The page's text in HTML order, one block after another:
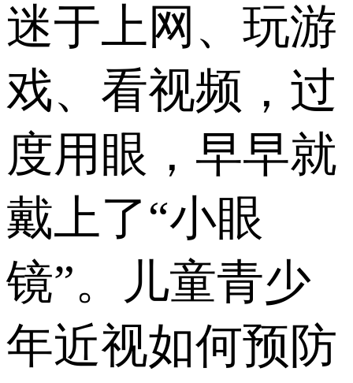
迷于上网、玩游
戏、看视频，过
度用眼，早早就
戴上了“小眼
镜”。儿童青少
年近视如何预防